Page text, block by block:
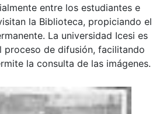
entre los estudiantes e
la Biblioteca, propiciando el
La universidad Icesi es
proceso de difusión, facilitando
la consulta de las imágenes.